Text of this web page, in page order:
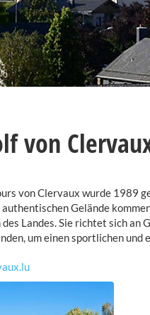
von
von Clervaux wurde 1989
authentischen Gelände
Landes. Sie richtet sich an
um einen sportlichen und